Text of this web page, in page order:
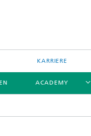
KARRIERE
ACADEMY